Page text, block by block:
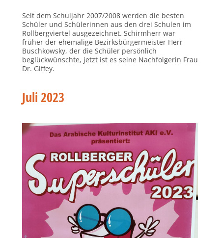
Seit dem Schuljahr 2007/2008 werden die besten
Schüler und Schülerinnen aus den drei Schulen im
Rollbergviertel ausgezeichnet. Schirmherr war
früher der ehemalige Bezirksbürgermeister Herr
Buschkowsky, der die Schüler persönlich
beglückwünschte, jetzt ist es seine Nachfolgerin Frau
Dr. Giffey.
Juli 2023